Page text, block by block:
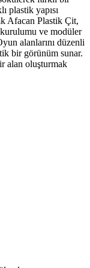
plastik yapısı
Afacan Plastik Çit,
ve modüler
alanlarını düzenli
bir görünüm sunar.
alan oluşturmak